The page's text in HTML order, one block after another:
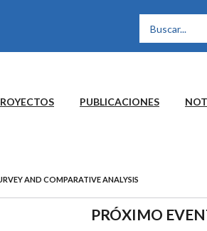
PUBLICACIONES
AND COMPARATIVE ANALYSIS
PRÓXIMO